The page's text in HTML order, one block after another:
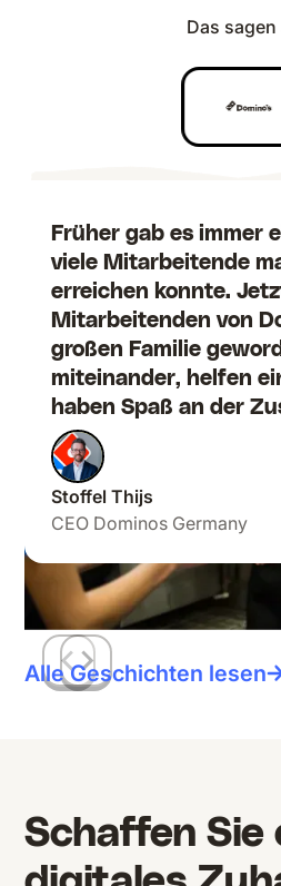
Das sagen
Früher gab es immer
viele Mitarbeitende
erreichen konnte.
Mitarbeitenden von
großen Familie
miteinander, helfen
haben Spaß an der
Stoffel Thijs
CEO Dominos Germany
Alle Geschichten lesen
Schaffen Sie